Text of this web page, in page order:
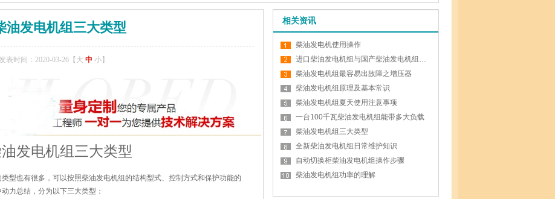
油发电机组三大类型
表时间：2020-03-26【 大 中 小】
发电机组三大类型
型也有很多，可以按照柴油发电机组的结构型式、控制方式和保护功能的
力总结，分为以下三大类型：
相关资讯
柴油发电机使用操作
进口柴油发电机组与国产柴油发电机组的比较
柴油发电机组最容易出故障之增压器
柴油发电机组原理及基本常识
柴油发电机组夏天使用注意事项
一台100千瓦柴油发电机组能带多大负载
柴油发电机组三大类型
全新柴油发电机组日常维护知识
自动切换柜柴油发电机组操作步骤
柴油发电机组功率的理解